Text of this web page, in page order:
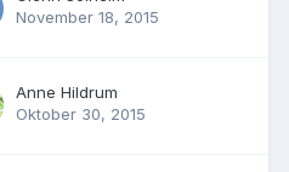
November 18, 2015
Anne Hildrum
Oktober 30, 2015